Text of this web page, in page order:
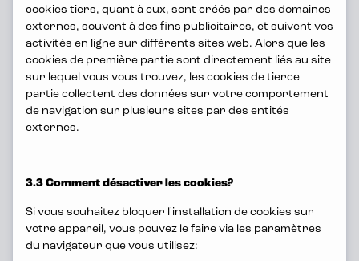
de plaisir
Chez Mediafin, on discute de beaucoup
de choses, mais pas de la qualité. Elle
doit être excellente tous les jours. Cela
monde est prêt à effectuer cet effort
supplémentaire qui fera la différence.
Cette ambition crée une atmosphère
cookies tiers, quant à eux, sont créés par des domaines
externes, souvent à des fins publicitaires, et suivent vos
activités en ligne sur différents sites web. Alors que les
cookies de première partie sont directement liés au site
sur lequel vous vous trouvez, les cookies de tierce
partie collectent des données sur votre comportement
de navigation sur plusieurs sites par des entités
externes.
3.3 Comment désactiver les cookies?
Si vous souhaitez bloquer l'installation de cookies sur
votre appareil, vous pouvez le faire via les paramètres
du navigateur que vous utilisez: